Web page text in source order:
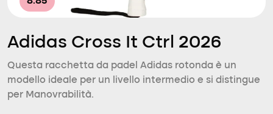
Adidas Cross It Ctrl 2026
Questa racchetta da padel Adidas rotonda è un
modello ideale per un livello intermedio e si distingue
per Manovrabilità.